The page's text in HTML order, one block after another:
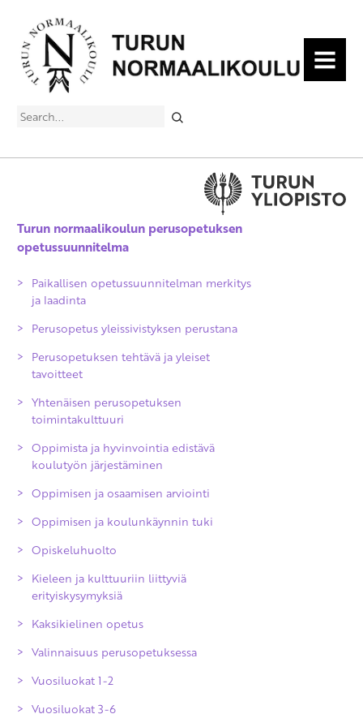
MENU
Search
Turun normaalikoulun perusopetuksen
opetussuunnitelma
Paikallisen opetussuunnitelman merkitys
ja laadinta
Perusopetus yleissivistyksen perustana
Perusopetuksen tehtävä ja yleiset
tavoitteet
Yhtenäisen perusopetuksen
toimintakulttuuri
Oppimista ja hyvinvointia edistävä
koulutyön järjestäminen
Oppimisen ja osaamisen arviointi
Arvioinnin yleiset periaatteet
Oppimisen ja osaamisen arviointi
Opinnoissa eteneminen
perusopetuksen aikana
Kuudennen luokan kevään arviointi
Perusopetuksen päättöarviointi
Poissaolojen vaikutukset arviointiin
Arvioinnin uusiminen ja oikaisu
Oppimisen ja koulunkäynnin tuki
Opiskeluhuolto
Kieleen ja kulttuuriin liittyviä
erityiskysymyksiä
Kaksikielinen opetus
Valinnaisuus perusopetuksessa
Vuosiluokat 1-2
Äidinkieli ja kirjallisuus 1-2
Vuosiluokat 3-6